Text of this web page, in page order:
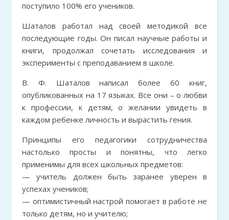
поступило 100% его учеников.
Шаталов работал над своей методикой все
последующие годы. Он писал научные работы и
книги, продолжал сочетать исследования и
эксперименты с преподаванием в школе.
В. Ф. Шаталов написал более 60 книг,
опубликованных на 17 языках. Все они – о любви
к профессии, к детям, о желании увидеть в
каждом ребенке личность и вырастить гения.
Принципы его педагогики сотрудничества
настолько просты и понятны, что легко
применимы для всех школьных предметов:
— учитель должен быть заранее уверен в
успехах учеников;
— оптимистичный настрой помогает в работе не
только детям, но и учителю;